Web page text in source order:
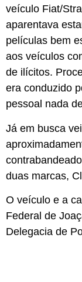
veículo Fiat/
aparentava
películas bem
aos veículos
de ilícitos.
era conduzido
pessoal nada
Já em busca
duas marcas,
O veículo e a
Federal de
Delegacia de